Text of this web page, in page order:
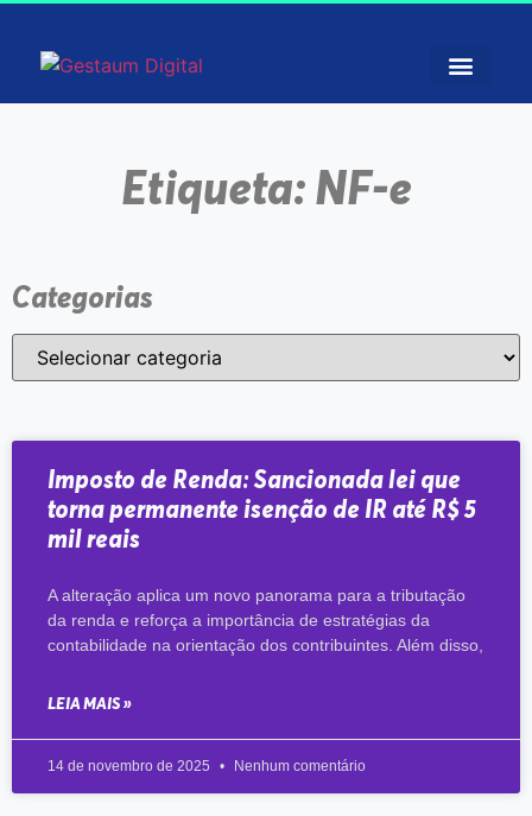
Etiqueta: NF-e
Categorias
Imposto de Renda: Sancionada lei que
torna permanente isenção de IR até R$ 5
mil reais
A alteração aplica um novo panorama para a tributação
da renda e reforça a importância de estratégias da
contabilidade na orientação dos contribuintes. Além disso,
LEIA MAIS »
14 de novembro de 2025 Nenhum comentário